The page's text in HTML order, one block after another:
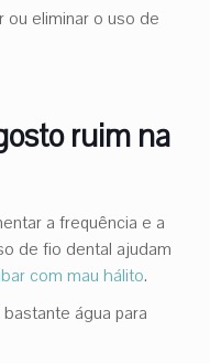
ou eliminar o uso de
ruim na
a frequência e a
de fio dental ajudam
com mau hálito.
água para